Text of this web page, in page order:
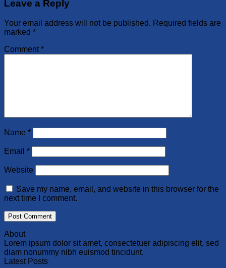
Leave a Reply
Your email address will not be published. Required fields are
marked *
Comment*
Name *
Email *
Website
Save my name, email, and website in this browser for the
next time I comment.
About
Lorem ipsum dolor sit amet, consectetuer adipiscing elit, sed
diam nonummy nibh euismod tincidunt.
Latest Posts